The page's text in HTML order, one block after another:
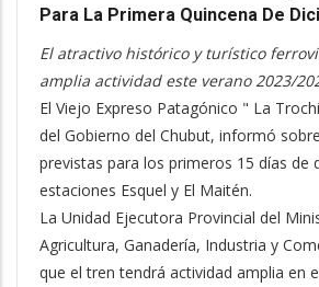
Para La Primera Quincena De
El atractivo histórico y turístico
amplia actividad este verano 2023/
El Viejo Expreso Patagónico " La
del Gobierno del Chubut, informó
previstas para los primeros 15 días de
estaciones Esquel y El Maitén.
La Unidad Ejecutora Provincial del
Agricultura, Ganadería, Industria y
que el tren tendrá actividad amplia en